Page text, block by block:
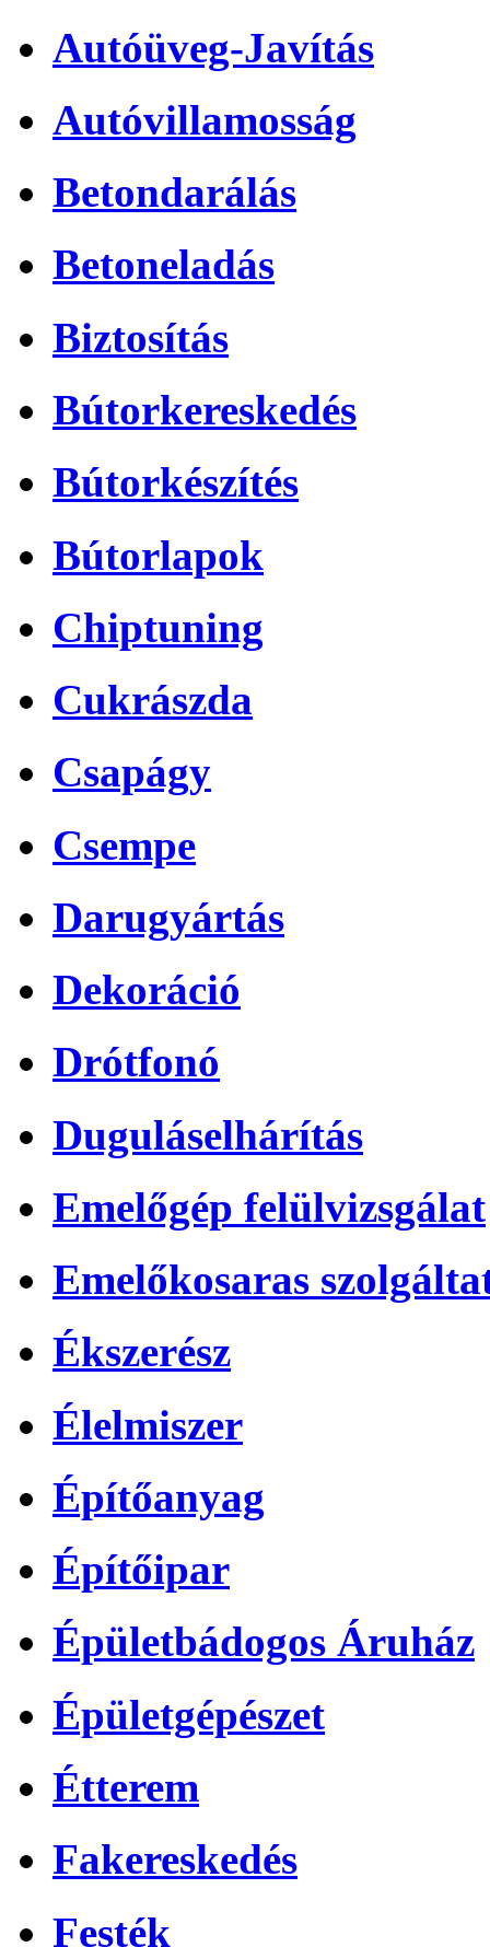
Autóüveg-Javítás
Autóvillamosság
Betondarálás
Betoneladás
Biztosítás
Bútorkereskedés
Bútorkészítés
Bútorlapok
Chiptuning
Cukrászda
Csapágy
Csempe
Darugyártás
Dekoráció
Drótfonó
Duguláselhárítás
Emelőgép felülvizsgálat
Emelőkosaras
Ékszerész
Élelmiszer
Építőanyag
Építőipar
Épületbádogos Áruház
Épületgépészet
Étterem
Fakereskedés
Festék